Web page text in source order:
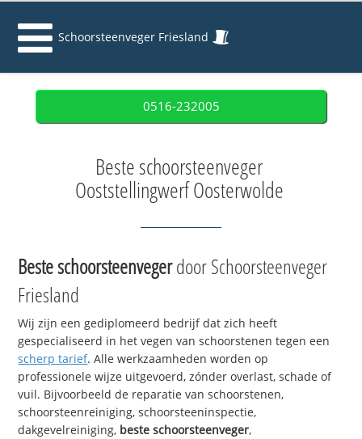
Schoorsteenveger Friesland
0516-232005
Beste schoorsteenveger
Ooststellingwerf Oosterwolde
Beste schoorsteenvegerdoor Schoorsteenveger
Friesland
Wij zijn een gediplomeerd bedrijf dat zich heeft
gespecialiseerd in het vegen van schoorstenen tegen een
scherp tarief. Alle werkzaamheden worden op
professionele wijze uitgevoerd, zónder overlast, schade of
vuil. Bijvoorbeeld de reparatie van schoorstenen,
schoorsteenreiniging, schoorsteeninspectie,
dakgevelreiniging, beste schoorsteenveger,